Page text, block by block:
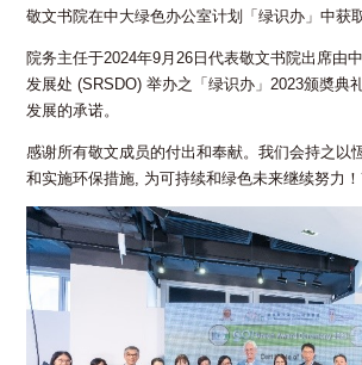
敬文书院在中大绿色办公室计划「绿识办」中获
院务主任于2024年9月26日代表敬文书院出席由
发展处 (SRSDO) 举办之「绿识办」2023颁奬典
发展的承诺。
感谢所有敬文成员的付出和奉献。我们会持之以
和实施环保措施, 为可持续和绿色未来继续努力